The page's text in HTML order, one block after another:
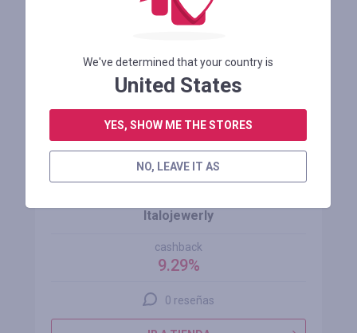
REGISTRARSE
Italojewerly
cashback
9.29%
0 reseñas
We've determined that your country is
United States
YES, SHOW ME THE STORES
NO, LEAVE IT AS